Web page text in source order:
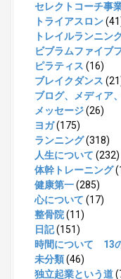
セレクトコーチ事
トライアスロン
トレイルランニン
ビブラムファイブ
ピラティス (16)
ブレイクダンス
ブログ、メディア
メッセージ(26)
ヨガ(175)
ランニング(318)
人生について (232)
体幹トレーニング
健康第一(285)
心について (17)
整骨院(11)
日記(151)
時間について 13
未分類(46)
独立起業という道